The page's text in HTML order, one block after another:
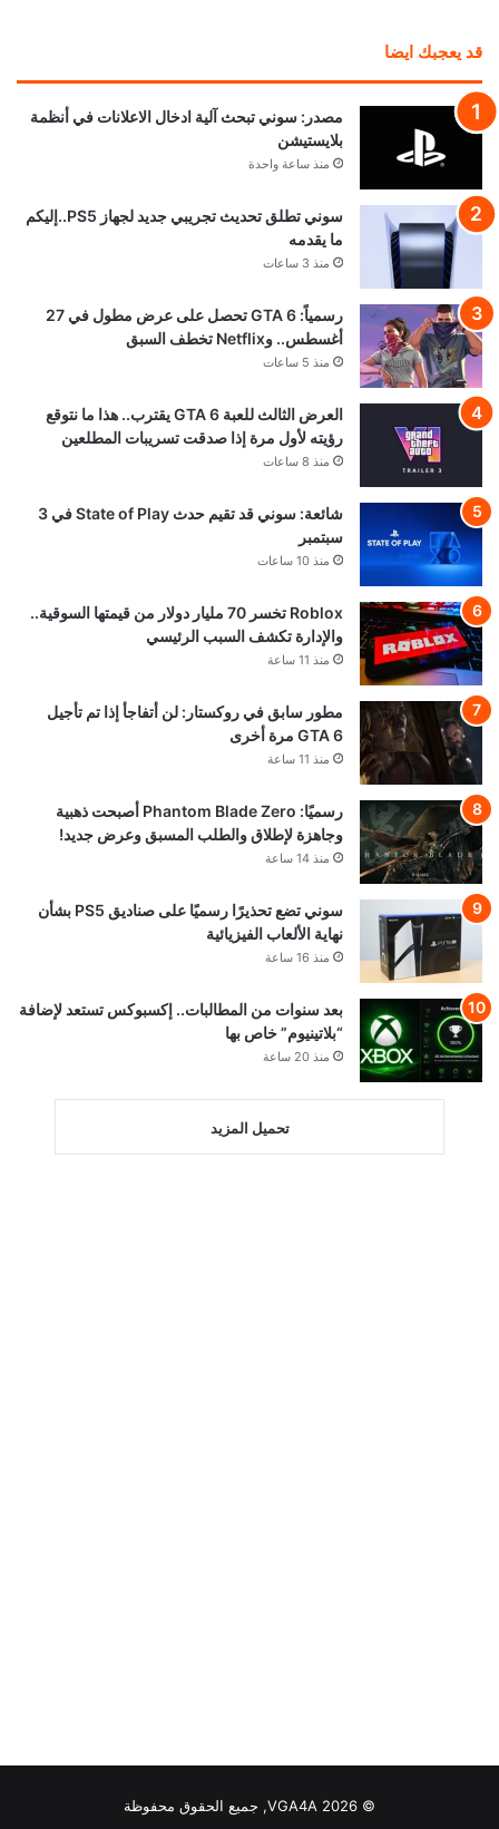
قد يعجبك ايضا
مصدر: سوني تبحث آلية ادخال الاعلانات في أنظمة
بلايستيشن
منذ ساعة واحدة
سوني تطلق تحديث تجريبي جديد لجهاز PS5..إليكم
ما يقدمه
منذ 3 ساعات
رسمياً: GTA 6 تحصل على عرض مطول في 27
أغسطس.. وNetflix تخطف السبق
منذ 5 ساعات
العرض الثالث للعبة GTA 6 يقترب.. هذا ما نتوقع
رؤيته لأول مرة إذا صدقت تسريبات المطلعين
منذ 8 ساعات
شائعة: سوني قد تقيم حدث State of Play في 3
سبتمبر
منذ 10 ساعات
Roblox تخسر 70 مليار دولار من قيمتها السوقية..
والإدارة تكشف السبب الرئيسي
منذ 11 ساعة
مطور سابق في روكستار: لن أتفاجأ إذا تم تأجيل
GTA 6 مرة أخرى
منذ 11 ساعة
رسميًا: Phantom Blade Zero أصبحت ذهبية
وجاهزة لإطلاق والطلب المسبق وعرض جديد!
منذ 14 ساعة
سوني تضع تحذيرًا رسميًا على صناديق PS5 بشأن
نهاية الألعاب الفيزيائية
منذ 16 ساعة
بعد سنوات من المطالبات.. إكسبوكس تستعد لإضافة
“بلاتينيوم” خاص بها
منذ 20 ساعة
تحميل المزيد
© VGA4A 2026, جميع الحقوق محفوظة